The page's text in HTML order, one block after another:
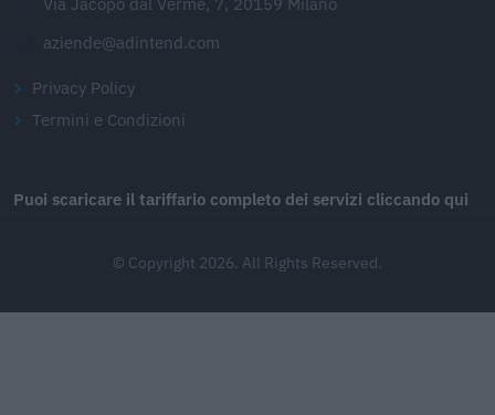
aziende@adintend.com
Privacy Policy
Termini e Condizioni
Puoi scaricare il tariffario completo dei servizi cliccando qui
© Copyright 2026. All Rights Reserved.